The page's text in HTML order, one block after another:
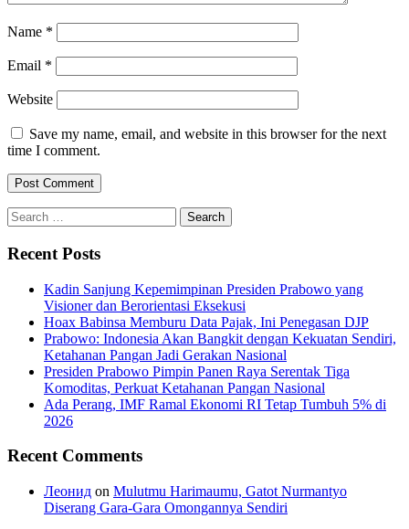
Name *
Email *
Website
Save my name, email, and website in this browser for the next
time I comment.
Search
for:
Recent Posts
Kadin Sanjung Kepemimpinan Presiden Prabowo yang
Visioner dan Berorientasi Eksekusi
Hoax Babinsa Memburu Data Pajak, Ini Penegasan DJP
Prabowo: Indonesia Akan Bangkit dengan Kekuatan Sendiri,
Ketahanan Pangan Jadi Gerakan Nasional
Presiden Prabowo Pimpin Panen Raya Serentak Tiga
Komoditas, Perkuat Ketahanan Pangan Nasional
Ada Perang, IMF Ramal Ekonomi RI Tetap Tumbuh 5% di
2026
Recent Comments
Леонид on Mulutmu Harimaumu, Gatot Nurmantyo
Diserang Gara-Gara Omongannya Sendiri